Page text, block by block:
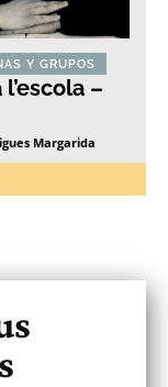
Y GRUPOS
l’escola –
Margarida